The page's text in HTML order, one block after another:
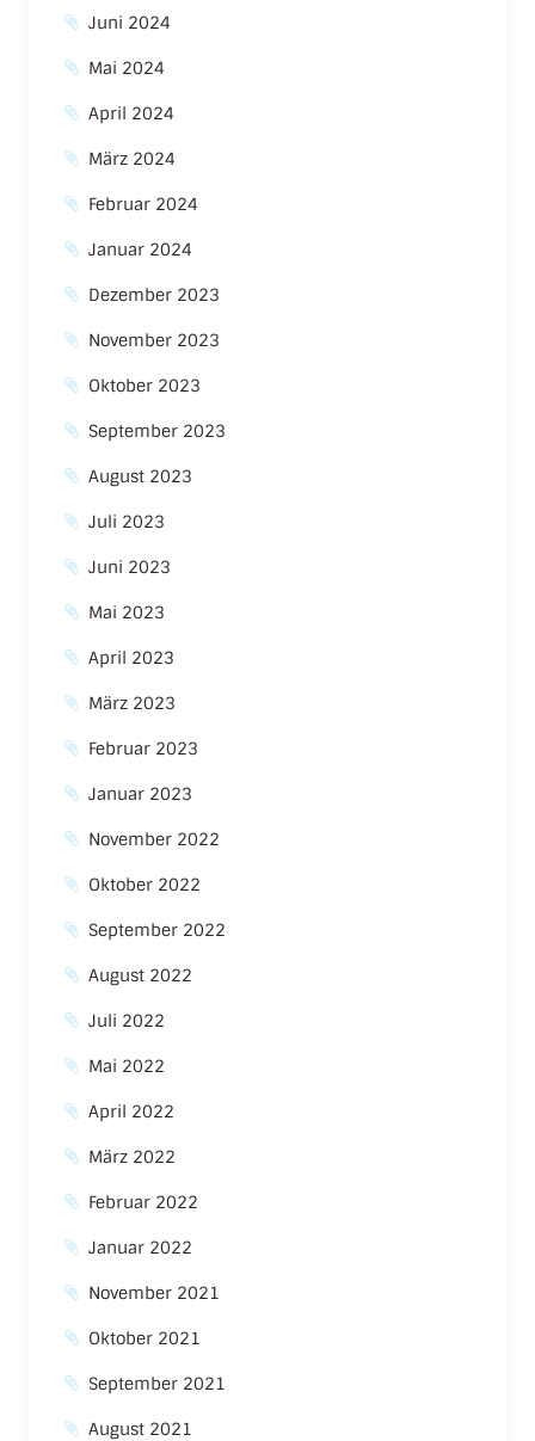
Juni 2024
Mai 2024
April 2024
März 2024
Februar 2024
Januar 2024
Dezember 2023
November 2023
Oktober 2023
September 2023
August 2023
Juli 2023
Juni 2023
Mai 2023
April 2023
März 2023
Februar 2023
Januar 2023
November 2022
Oktober 2022
September 2022
August 2022
Juli 2022
Mai 2022
April 2022
März 2022
Februar 2022
Januar 2022
November 2021
Oktober 2021
September 2021
August 2021